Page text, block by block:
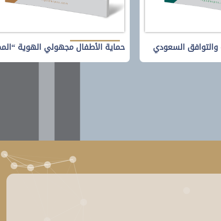
والتوافق السعودي حماية الأطفال مجهولي الهوية